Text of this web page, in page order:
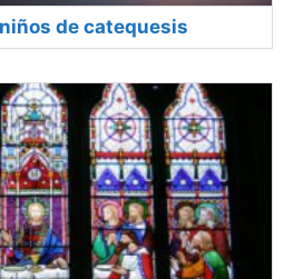
de catequesis